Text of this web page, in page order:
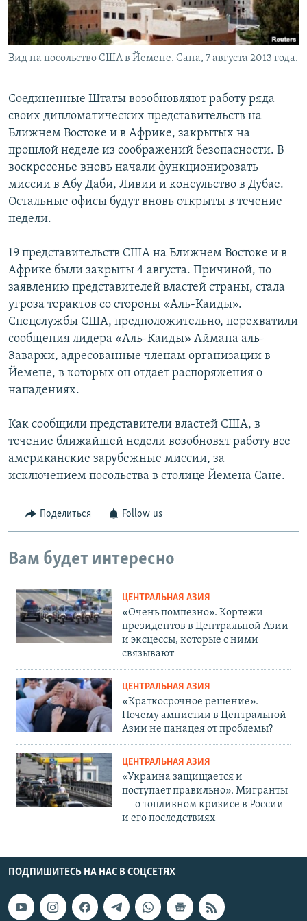
Вид на посольство США в Йемене. Сана, 7 августа 2013 года.
Соединенные Штаты возобновляют работу ряда
своих дипломатических представительств на
Ближнем Востоке и в Африке, закрытых на
прошлой неделе из соображений безопасности. В
воскресенье вновь начали функционировать
миссии в Абу Даби, Ливии и консульство в Дубае.
Остальные офисы будут вновь открыты в течение
недели.
19 представительств США на Ближнем Востоке и в
Африке были закрыты 4 августа. Причиной, по
заявлению представителей властей страны, стала
угроза терактов со стороны «Аль-Каиды».
Спецслужбы США, предположительно, перехватили
сообщения лидера «Аль-Каиды» Аймана аль-
Завархи, адресованные членам организации в
Йемене, в которых он отдает распоряжения о
нападениях.
Как сообщили представители властей США, в
течение ближайшей недели возобновят работу все
американские зарубежные миссии, за
исключением посольства в столице Йемена Сане.
Поделиться Follow us
Вам будет интересно
ЦЕНТРАЛЬНАЯ АЗИЯ
«Очень помпезно». Кортежи
президентов в Центральной Азии
и эксцессы, которые с ними
связывают
ЦЕНТРАЛЬНАЯ АЗИЯ
«Краткосрочное решение».
Почему амнистии в Центральной
Азии не панацея от проблемы?
ЦЕНТРАЛЬНАЯ АЗИЯ
«Украина защищается и
поступает правильно». Мигранты
— о топливном кризисе в России
и его последствиях
ПОДПИШИТЕСЬ НА НАС В СОЦСЕТЯХ